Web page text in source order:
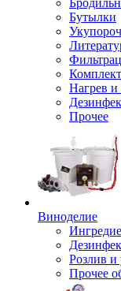
Бутылки
Нагрев и
Прочее
Виноделие
Розлив и
Прочее